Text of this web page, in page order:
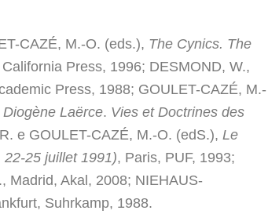
CAZÉ, M.-O. (eds.), The Cynics. The
Press, 1996; DESMOND, W.,
Press, 1988; GOULET-CAZÉ, M.-
Diogène Laërce. Vies et Doctrines des
e GOULET-CAZÉ, M.-O. (edS.), Le
25 juillet 1991), Paris, PUF, 1993;
Madrid, Akal, 2008; NIEHAUS-
Suhrkamp, 1988.